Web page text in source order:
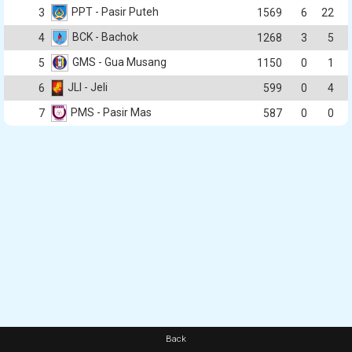
3
PPT - Pasir Puteh 1569 6
22
4
BCK - Bachok 1268 3
5
5
GMS - Gua Musang 1150 0
1
6
JLI - Jeli 599 0
4
7
PMS - Pasir Mas 587 0 0
Back